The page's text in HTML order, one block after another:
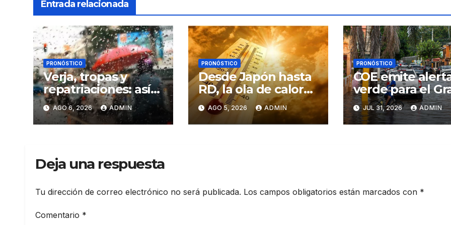
Entrada relacionada
PRONÓSTICO
Verja, tropas y
repatriaciones: así
va la política
migratoria de los
seis años Luis
AGO 6, 2026 ADMIN
PRONÓSTICO
Desde Japón hasta
RD, la ola de calor
extrema que
golpea a varios
continentes por el
AGO 5, 2026 ADMIN
PRONÓSTICO
COE emite
verde para el
Santo Domingo
San Cristóbal
fuertes
JUL 31, 2026 ADMIN
Deja una respuesta
Tu dirección de correo electrónico no será publicada. Los campos obligatorios están marcados con *
Comentario *